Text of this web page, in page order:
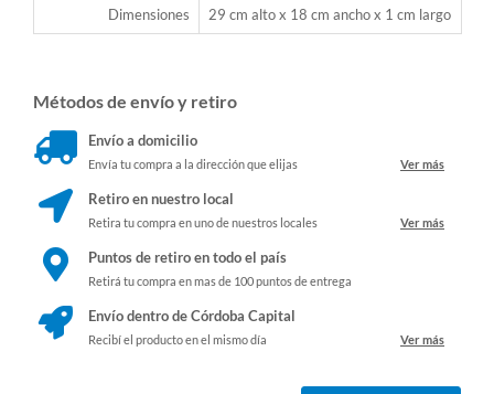
Dimensiones 29 cm alto x 18 cm ancho x 1 cm largo
Métodos de envío y retiro
Envío a domicilio
Envía tu compra a la dirección que elijas Ver más
Retiro en nuestro local
Retira tu compra en uno de nuestros locales Ver más
Puntos de retiro en todo el país
Retirá tu compra en mas de 100 puntos de entrega
Envío dentro de Córdoba Capital
Recibí el producto en el mismo día Ver más